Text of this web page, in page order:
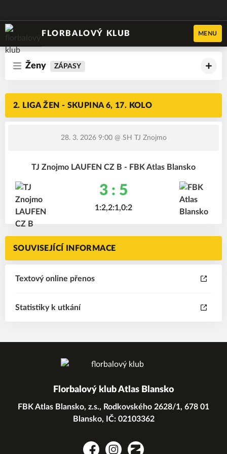
FLORBALOVÝ KLUB MENU
Ženy ZÁPASY
2. LIGA ŽEN - SKUPINA 6, 17. KOLO
28. 3. 2026 9:00@ SH TJ Znojmo
TJ Znojmo LAUFEN CZ B - FBK Atlas Blansko
3 : 5
1:2,2:1,0:2
SOUVISEJÍCÍ INFORMACE
Textový online přenos
Statistiky k utkání
Florbalový klub Atlas Blansko
FBK Atlas Blansko, z.s., Rodkovského 2628/1, 678 01
Blansko, IČ: 02103362